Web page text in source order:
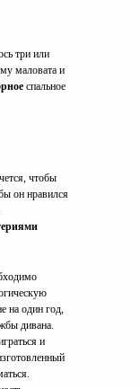
три или
маловата и
спальное
чтобы
он нравился
на один год,
дивана.
и